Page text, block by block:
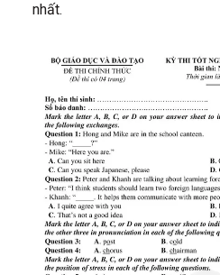
nhất.